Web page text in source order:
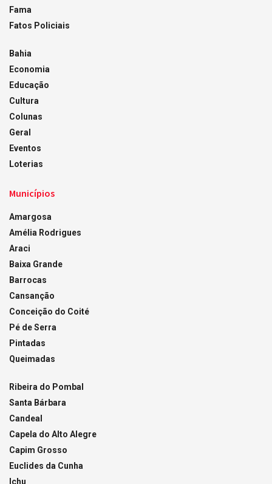
Fama
Fatos Policiais
Bahia
Economia
Educação
Cultura
Colunas
Geral
Eventos
Loterias
Municípios
Amargosa
Amélia Rodrigues
Araci
Baixa Grande
Barrocas
Cansanção
Conceição do Coité
Pé de Serra
Pintadas
Queimadas
Ribeira do Pombal
Santa Bárbara
Candeal
Capela do Alto Alegre
Capim Grosso
Euclides da Cunha
Ichu